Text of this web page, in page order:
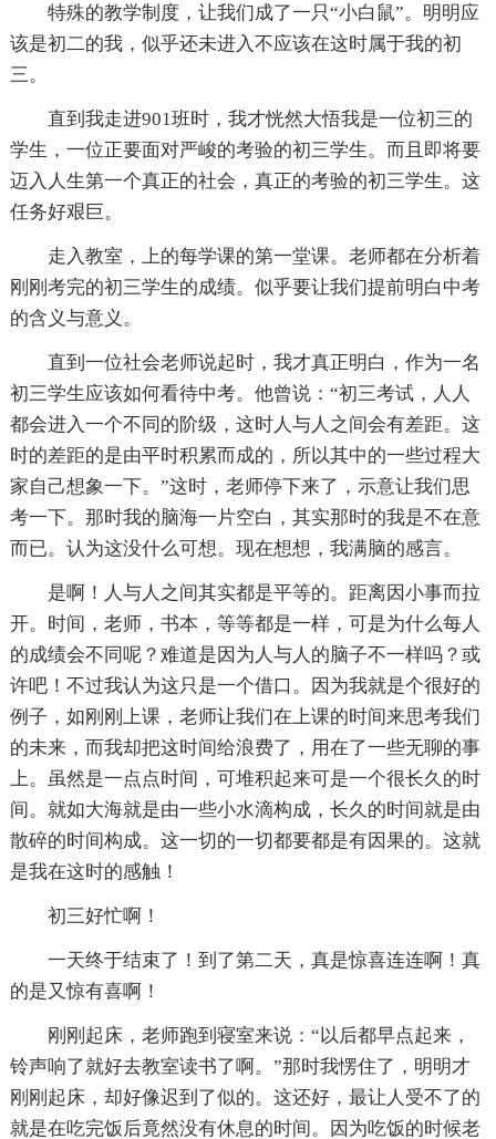
特殊的教学制度，让我们成了一只“小白鼠”。明明应
该是初二的我，似乎还未进入不应该在这时属于我的初
三。
直到我走进901班时，我才恍然大悟我是一位初三的
学生，一位正要面对严峻的考验的初三学生。而且即将要
迈入人生第一个真正的社会，真正的考验的初三学生。这
任务好艰巨。
走入教室，上的每学课的第一堂课。老师都在分析着
刚刚考完的初三学生的成绩。似乎要让我们提前明白中考
的含义与意义。
直到一位社会老师说起时，我才真正明白，作为一名
初三学生应该如何看待中考。他曾说：“初三考试，人人
都会进入一个不同的阶级，这时人与人之间会有差距。这
时的差距的是由平时积累而成的，所以其中的一些过程大
家自己想象一下。”这时，老师停下来了，示意让我们思
考一下。那时我的脑海一片空白，其实那时的我是不在意
而已。认为这没什么可想。现在想想，我满脑的感言。
是啊！人与人之间其实都是平等的。距离因小事而拉
开。时间，老师，书本，等等都是一样，可是为什么每人
的成绩会不同呢？难道是因为人与人的脑子不一样吗？或
许吧！不过我认为这只是一个借口。因为我就是个很好的
例子，如刚刚上课，老师让我们在上课的时间来思考我们
的未来，而我却把这时间给浪费了，用在了一些无聊的事
上。虽然是一点点时间，可堆积起来可是一个很长久的时
间。就如大海就是由一些小水滴构成，长久的时间就是由
散碎的时间构成。这一切的一切都要都是有因果的。这就
是我在这时的感触！
初三好忙啊！
一天终于结束了！到了第二天，真是惊喜连连啊！真
的是又惊有喜啊！
刚刚起床，老师跑到寝室来说：“以后都早点起来，
铃声响了就好去教室读书了啊。”那时我愣住了，明明才
刚刚起床，却好像迟到了似的。这还好，最让人受不了的
就是在吃完饭后竟然没有休息的时间。因为吃饭的时候老